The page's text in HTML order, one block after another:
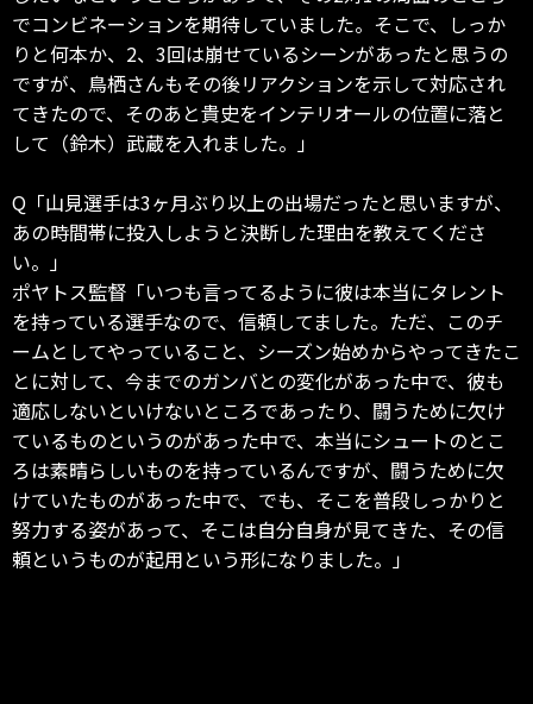
でコンビネーションを期待していました。そこで、しっか
りと何本か、2、3回は崩せているシーンがあったと思うの
ですが、鳥栖さんもその後リアクションを示して対応され
てきたので、そのあと貴史をインテリオールの位置に落と
して（鈴木）武蔵を入れました。」
Q「山見選手は3ヶ月ぶり以上の出場だったと思いますが、
あの時間帯に投入しようと決断した理由を教えてくださ
い。」
ポヤトス監督「いつも言ってるように彼は本当にタレント
を持っている選手なので、信頼してました。ただ、このチ
ームとしてやっていること、シーズン始めからやってきたこ
とに対して、今までのガンバとの変化があった中で、彼も
適応しないといけないところであったり、闘うために欠け
ているものというのがあった中で、本当にシュートのとこ
ろは素晴らしいものを持っているんですが、闘うために欠
けていたものがあった中で、でも、そこを普段しっかりと
努力する姿があって、そこは自分自身が見てきた、その信
頼というものが起用という形になりました。」